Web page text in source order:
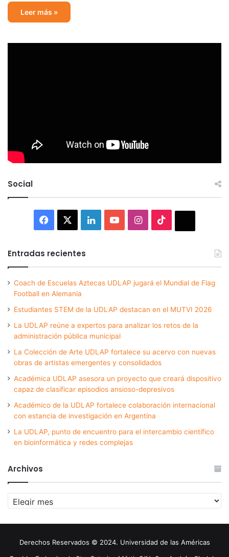
Leer más »
Social
Facebook LinkedInYouTubeInstagram
Entradas recientes
Coach de Escuelas Aztecas UDLAP jugará el Mundial de Flag
Football en Alemania
Estudiantes STEM de la UDLAP destacan en el MUTVI 2026
La UDLAP reúne a expertos para analizar los retos de la
administración pública municipal
La Colección de Arte UDLAP fortalece su acervo con nuevas
obras de artistas emergentes y consolidados
Académica UDLAP asesora un proyecto que creará dispositivo
capaz de clasificar episodios ansioso-depresivos
Académico de la UDLAP fortalece colaboración internacional
con estancia de investigación en Argentina
La UDLAP, punto de encuentro para el intercambio científico
en bioinformática y redes complejas
Archivos
Archivos
Derechos Reservados © 2024. Universidad de las Américas